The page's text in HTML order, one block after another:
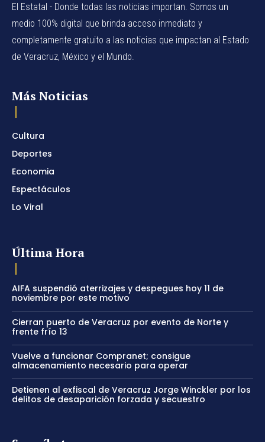
El Estatal - Donde todas las noticias importan. Somos un
medio 100% digital que brinda acceso inmediato y
completamente gratuito a las noticias que impactan al Estado
de Veracruz, México y el Mundo.
Más Noticias
Cultura
Deportes
Economia
Espectáculos
Lo Viral
Última Hora
AIFA suspendió aterrizajes y despegues hoy 11 de
noviembre por este motivo
Cierran puerto de Veracruz por evento de Norte y
frente frío 13
Vuelve a funcionar Compranet; consigue
almacenamiento necesario para operar
Detienen al exfiscal de Veracruz Jorge Winckler por los
delitos de desaparición forzada y secuestro